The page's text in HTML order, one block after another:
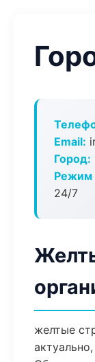
Email:
Город:
Режим
24/7
желтые